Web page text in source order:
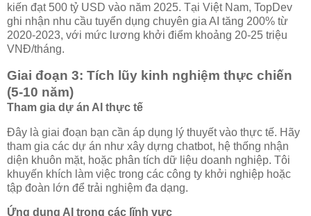
kiến đạt 500 tỷ USD vào năm 2025. Tại Việt Nam, TopDev
ghi nhận nhu cầu tuyển dụng chuyên gia AI tăng 200% từ
2020-2023, với mức lương khởi điểm khoảng 20-25 triệu
VNĐ/tháng.
Giai đoạn 3: Tích lũy kinh nghiệm thực chiến
(5-10 năm)
Tham gia dự án AI thực tế
Đây là giai đoạn bạn cần áp dụng lý thuyết vào thực tế. Hãy
tham gia các dự án như xây dựng chatbot, hệ thống nhận
diện khuôn mặt, hoặc phân tích dữ liệu doanh nghiệp. Tôi
khuyến khích làm việc trong các công ty khởi nghiệp hoặc
tập đoàn lớn để trải nghiệm đa dạng.
Ứng dụng AI trong các lĩnh vực